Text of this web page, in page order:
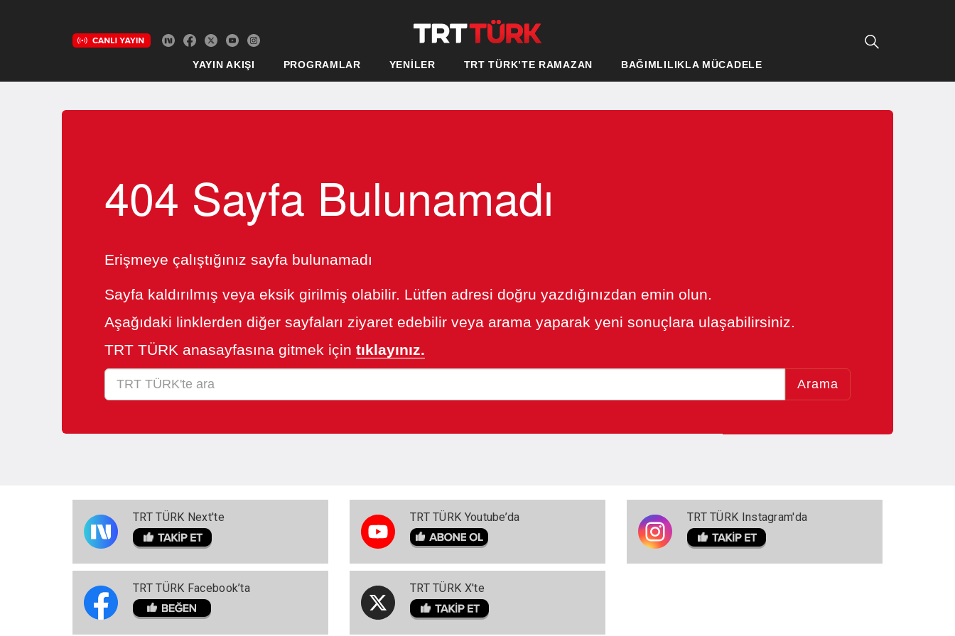
YAYIN AKIŞI PROGRAMLAR YENİLER TRT TÜRK’TE RAMAZAN BAĞIMLILIKLA MÜCADELE
404 Sayfa Bulunamadı
Erişmeye çalıştığınız sayfa bulunamadı
Sayfa kaldırılmış veya eksik girilmiş olabilir. Lütfen adresi doğru yazdığınızdan emin olun.
Aşağıdaki linklerden diğer sayfaları ziyaret edebilir veya arama yaparak yeni sonuçlara ulaşabilirsiniz.
TRT TÜRK anasayfasına gitmek için tıklayınız.
Arama
TRT TÜRK Next'te
TRT TÜRK Facebook’ta
TRT TÜRK Youtube’da
TRT TÜRK X'te
TRT TÜRK Instagram'da